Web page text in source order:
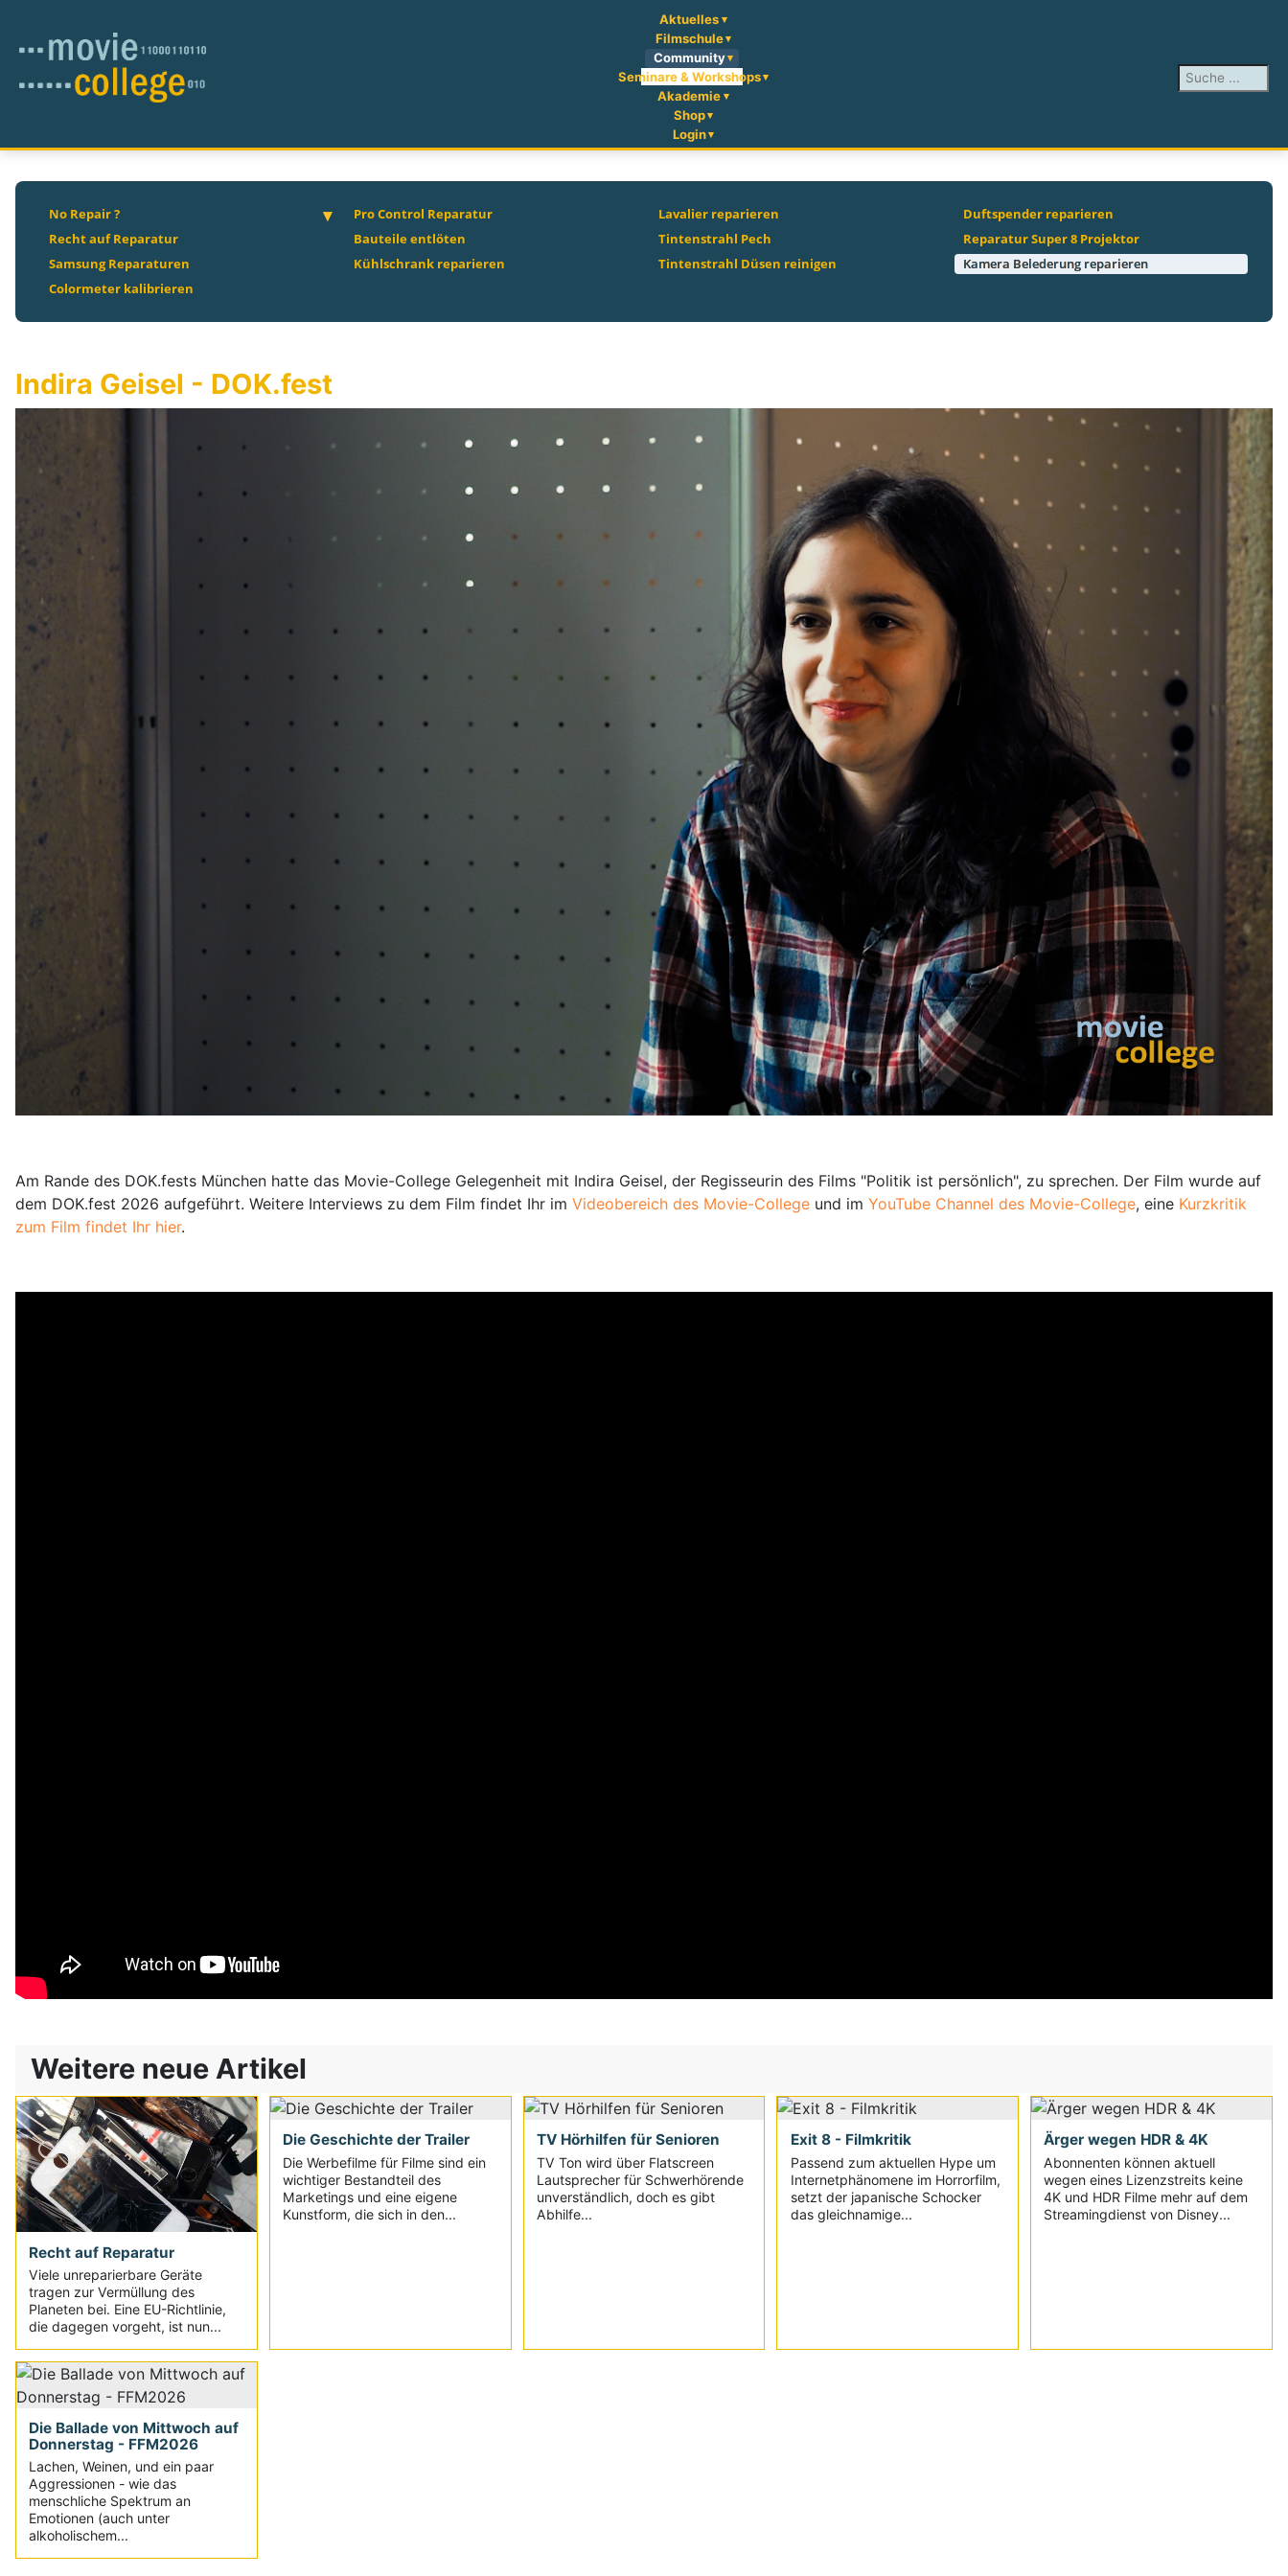
Aktuelles
Filmschule
Community
Seminare & Workshops
Akademie
Shop
Login
Suchen ...
No Repair ? Pro Control Reparatur Lavalier reparieren
Duftspender reparieren
Recht auf Reparatur
Bauteile entlöten Tintenstrahl Pech
Reparatur Super 8 Projektor
Samsung Reparaturen
Kühlschrank reparieren Tintenstrahl Düsen reinigen
Kamera Belederung reparieren
Colormeter kalibrieren
Indira Geisel - DOK.fest
Am Rande des DOK.fests München hatte das Movie-College Gelegenheit mit Indira Geisel, der Regisseurin des Films "Politik ist persönlich", zu sprechen. Der Film wurde auf
dem DOK.fest 2026 aufgeführt. Weitere Interviews zu dem Film findet Ihr im Videobereich des Movie-College und im YouTube Channel des Movie-College, eine Kurzkritik
zum Film findet Ihr hier.
Weitere neue Artikel
Recht auf Reparatur
Viele unreparierbare Geräte
tragen zur Vermüllung des
Planeten bei. Eine EU-Richtlinie,
die dagegen vorgeht, ist nun...
Die Geschichte der Trailer
Die Werbefilme für Filme sind ein
wichtiger Bestandteil des
Marketings und eine eigene
Kunstform, die sich in den...
TV Hörhilfen für Senioren
TV Ton wird über Flatscreen
Lautsprecher für Schwerhörende
unverständlich, doch es gibt
Abhilfe...
Exit 8 - Filmkritik
Passend zum aktuellen Hype um
Internetphänomene im Horrorfilm,
setzt der japanische Schocker
das gleichnamige...
Ärger wegen HDR & 4K
Abonnenten können aktuell
wegen eines Lizenzstreits keine
4K und HDR Filme mehr auf dem
Streamingdienst von Disney...
Die Ballade von Mittwoch auf
Donnerstag - FFM2026
Lachen, Weinen, und ein paar
Aggressionen - wie das
menschliche Spektrum an
Emotionen (auch unter
alkoholischem...